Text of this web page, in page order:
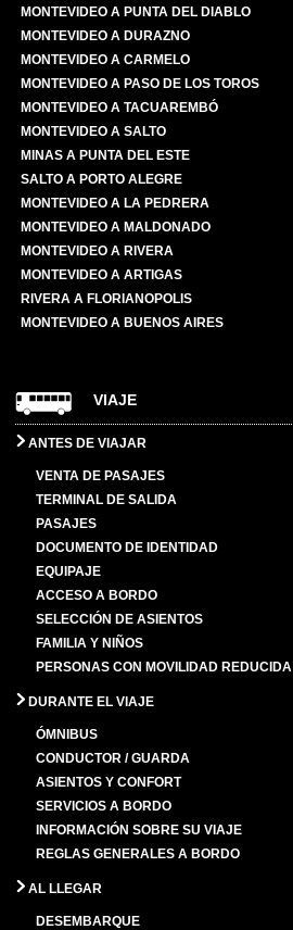
MONTEVIDEO A PUNTA DEL DIABLO
MONTEVIDEO A DURAZNO
MONTEVIDEO A CARMELO
MONTEVIDEO A PASO DE LOS TOROS
MONTEVIDEO A TACUAREMBÓ
MONTEVIDEO A SALTO
MINAS A PUNTA DEL ESTE
SALTO A PORTO ALEGRE
MONTEVIDEO A LA PEDRERA
MONTEVIDEO A MALDONADO
MONTEVIDEO A RIVERA
MONTEVIDEO A ARTIGAS
RIVERA A FLORIANOPOLIS
MONTEVIDEO A BUENOS AIRES
VIAJE
ANTES DE VIAJAR
VENTA DE PASAJES
TERMINAL DE SALIDA
PASAJES
DOCUMENTO DE IDENTIDAD
EQUIPAJE
ACCESO A BORDO
SELECCIÓN DE ASIENTOS
FAMILIA Y NIÑOS
PERSONAS CON MOVILIDAD REDUCIDA
DURANTE EL VIAJE
ÓMNIBUS
CONDUCTOR / GUARDA
ASIENTOS Y CONFORT
SERVICIOS A BORDO
INFORMACIÓN SOBRE SU VIAJE
REGLAS GENERALES A BORDO
AL LLEGAR
DESEMBARQUE